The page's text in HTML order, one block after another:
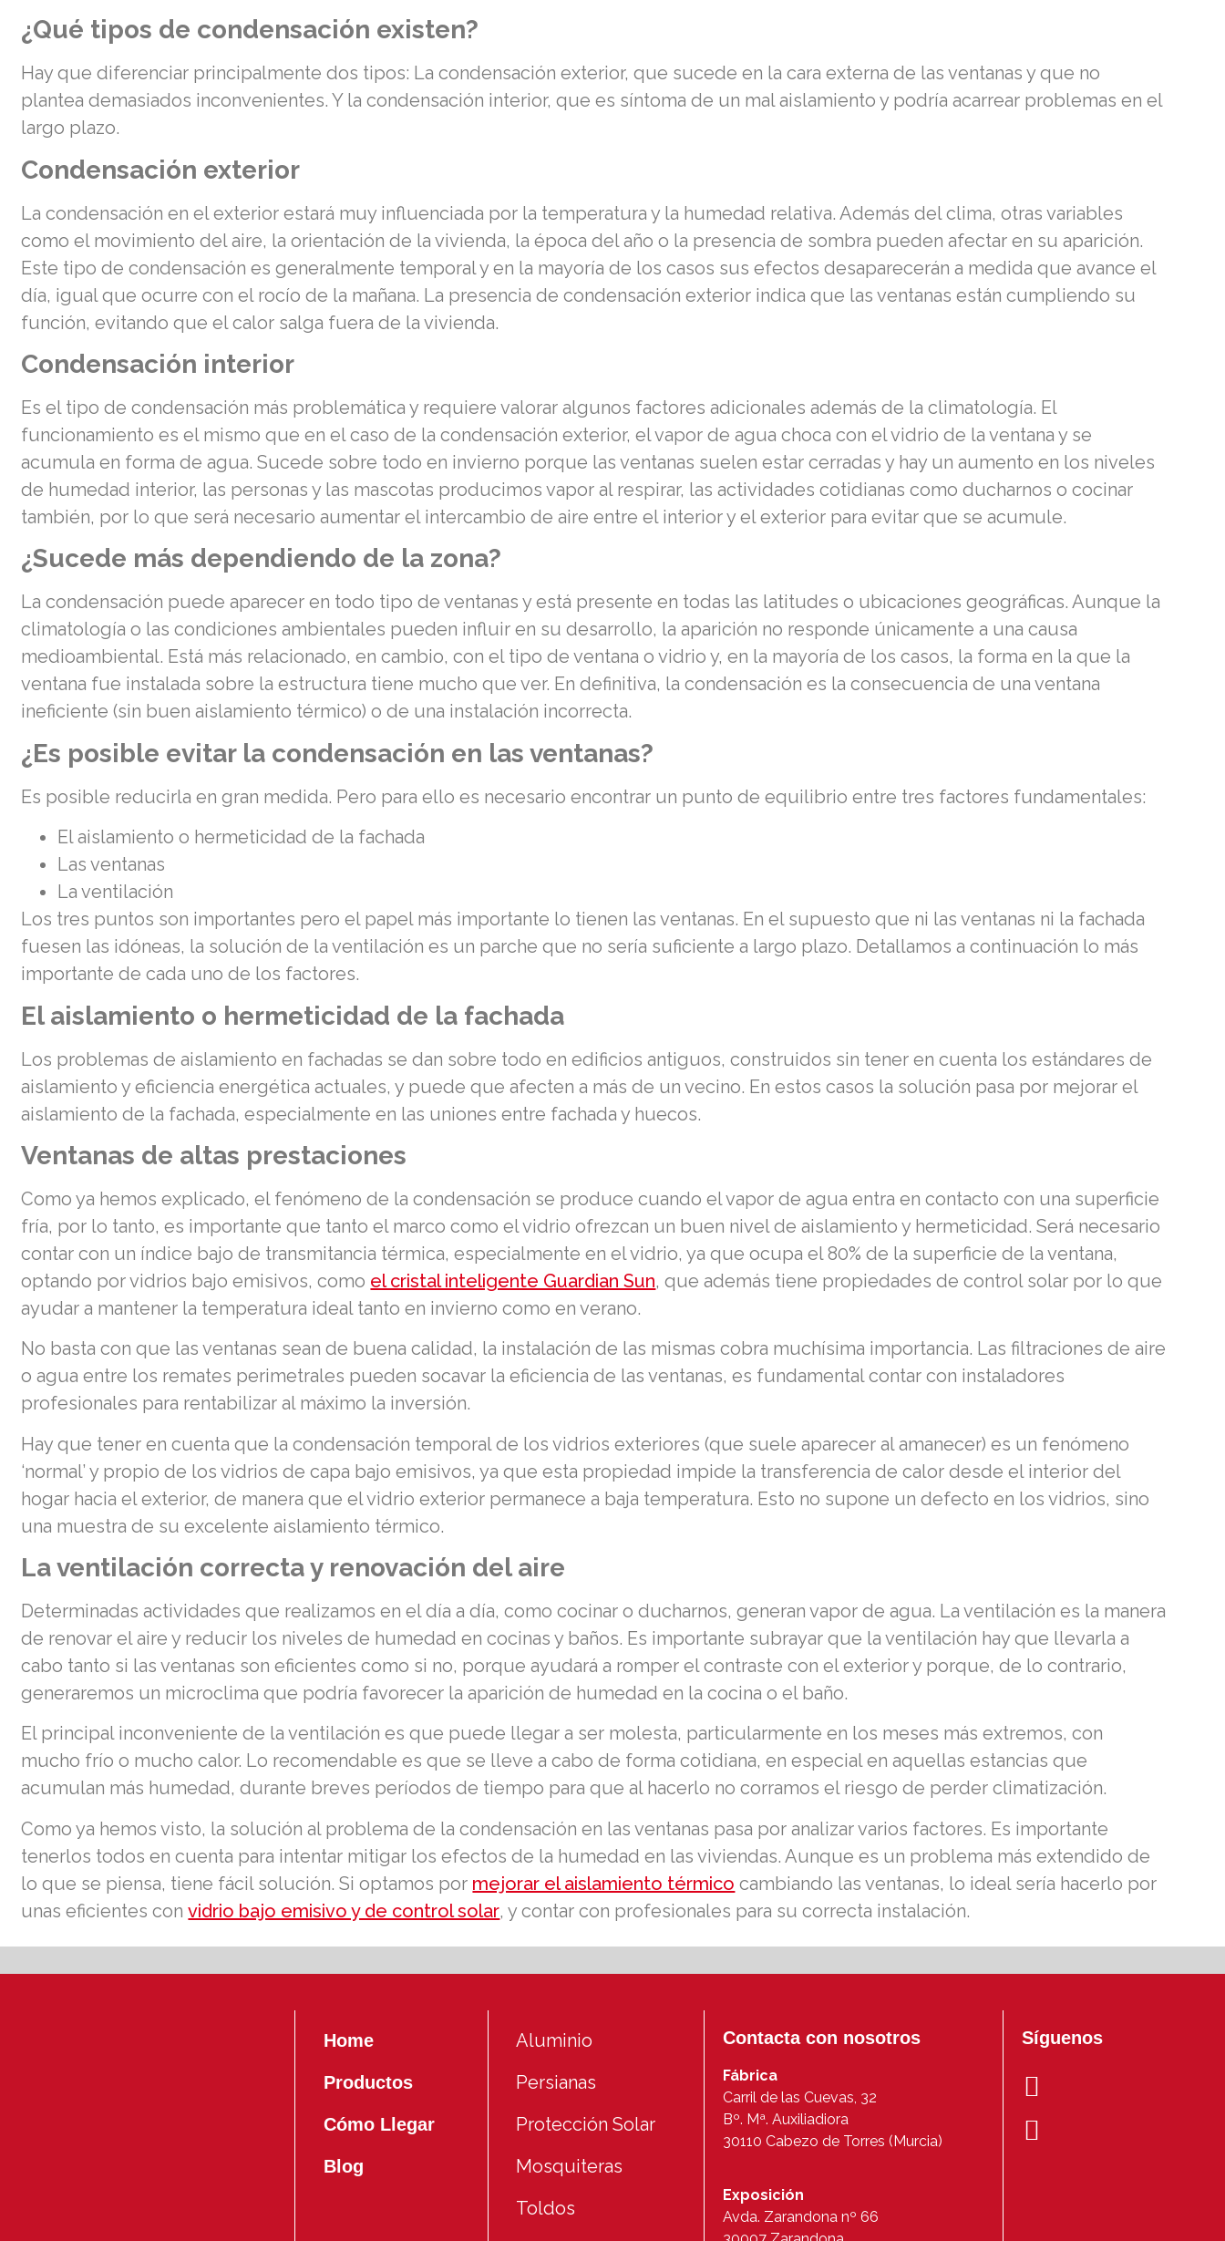
¿Qué tipos de condensación existen?
Hay que diferenciar principalmente dos tipos: La condensación exterior, que sucede en la cara externa de las ventanas y que no
plantea demasiados inconvenientes. Y la condensación interior, que es síntoma de un mal aislamiento y podría acarrear problemas en el
largo plazo.
Condensación exterior
La condensación en el exterior estará muy influenciada por la temperatura y la humedad relativa. Además del clima, otras variables
como el movimiento del aire, la orientación de la vivienda, la época del año o la presencia de sombra pueden afectar en su aparición.
Este tipo de condensación es generalmente temporal y en la mayoría de los casos sus efectos desaparecerán a medida que avance el
día, igual que ocurre con el rocío de la mañana. La presencia de condensación exterior indica que las ventanas están cumpliendo su
función, evitando que el calor salga fuera de la vivienda.
Condensación interior
Es el tipo de condensación más problemática y requiere valorar algunos factores adicionales además de la climatología. El
funcionamiento es el mismo que en el caso de la condensación exterior, el vapor de agua choca con el vidrio de la ventana y se
acumula en forma de agua. Sucede sobre todo en invierno porque las ventanas suelen estar cerradas y hay un aumento en los niveles
de humedad interior, las personas y las mascotas producimos vapor al respirar, las actividades cotidianas como ducharnos o cocinar
también, por lo que será necesario aumentar el intercambio de aire entre el interior y el exterior para evitar que se acumule.
¿Sucede más dependiendo de la zona?
La condensación puede aparecer en todo tipo de ventanas y está presente en todas las latitudes o ubicaciones geográficas. Aunque la
climatología o las condiciones ambientales pueden influir en su desarrollo, la aparición no responde únicamente a una causa
medioambiental. Está más relacionado, en cambio, con el tipo de ventana o vidrio y, en la mayoría de los casos, la forma en la que la
ventana fue instalada sobre la estructura tiene mucho que ver. En definitiva, la condensación es la consecuencia de una ventana
ineficiente (sin buen aislamiento térmico) o de una instalación incorrecta.
¿Es posible evitar la condensación en las ventanas?
Es posible reducirla en gran medida. Pero para ello es necesario encontrar un punto de equilibrio entre tres factores fundamentales:
El aislamiento o hermeticidad de la fachada
Las ventanas
La ventilación
Los tres puntos son importantes pero el papel más importante lo tienen las ventanas. En el supuesto que ni las ventanas ni la fachada
fuesen las idóneas, la solución de la ventilación es un parche que no sería suficiente a largo plazo. Detallamos a continuación lo más
importante de cada uno de los factores.
El aislamiento o hermeticidad de la fachada
Los problemas de aislamiento en fachadas se dan sobre todo en edificios antiguos, construidos sin tener en cuenta los estándares de
aislamiento y eficiencia energética actuales, y puede que afecten a más de un vecino. En estos casos la solución pasa por mejorar el
aislamiento de la fachada, especialmente en las uniones entre fachada y huecos.
Ventanas de altas prestaciones
Como ya hemos explicado, el fenómeno de la condensación se produce cuando el vapor de agua entra en contacto con una superficie
fría, por lo tanto, es importante que tanto el marco como el vidrio ofrezcan un buen nivel de aislamiento y hermeticidad. Será necesario
contar con un índice bajo de transmitancia térmica, especialmente en el vidrio, ya que ocupa el 80% de la superficie de la ventana,
optando por vidrios bajo emisivos, como el cristal inteligente Guardian Sun, que además tiene propiedades de control solar por lo que
ayudar a mantener la temperatura ideal tanto en invierno como en verano.
No basta con que las ventanas sean de buena calidad, la instalación de las mismas cobra muchísima importancia. Las filtraciones de aire
o agua entre los remates perimetrales pueden socavar la eficiencia de las ventanas, es fundamental contar con instaladores
profesionales para rentabilizar al máximo la inversión.
Hay que tener en cuenta que la condensación temporal de los vidrios exteriores (que suele aparecer al amanecer) es un fenómeno
‘normal’ y propio de los vidrios de capa bajo emisivos, ya que esta propiedad impide la transferencia de calor desde el interior del
hogar hacia el exterior, de manera que el vidrio exterior permanece a baja temperatura. Esto no supone un defecto en los vidrios, sino
una muestra de su excelente aislamiento térmico.
La ventilación correcta y renovación del aire
Determinadas actividades que realizamos en el día a día, como cocinar o ducharnos, generan vapor de agua. La ventilación es la manera
de renovar el aire y reducir los niveles de humedad en cocinas y baños. Es importante subrayar que la ventilación hay que llevarla a
cabo tanto si las ventanas son eficientes como si no, porque ayudará a romper el contraste con el exterior y porque, de lo contrario,
generaremos un microclima que podría favorecer la aparición de humedad en la cocina o el baño.
El principal inconveniente de la ventilación es que puede llegar a ser molesta, particularmente en los meses más extremos, con
mucho frío o mucho calor. Lo recomendable es que se lleve a cabo de forma cotidiana, en especial en aquellas estancias que
acumulan más humedad, durante breves períodos de tiempo para que al hacerlo no corramos el riesgo de perder climatización.
Como ya hemos visto, la solución al problema de la condensación en las ventanas pasa por analizar varios factores. Es importante
tenerlos todos en cuenta para intentar mitigar los efectos de la humedad en las viviendas. Aunque es un problema más extendido de
lo que se piensa, tiene fácil solución. Si optamos por mejorar el aislamiento térmico cambiando las ventanas, lo ideal sería hacerlo por
unas eficientes convidrio bajo emisivo y de control solar, y contar con profesionales para su correcta instalación.
Home
Productos
Cómo Llegar
Blog
Aluminio
Persianas
Protección Solar
Mosquiteras
Toldos
Contacta con nosotros
Fábrica
Carril de las Cuevas, 32
Bº. Mª. Auxiliadiora
30110 Cabezo de Torres (Murcia)
Exposición
Avda. Zarandona nº 66
Síguenos